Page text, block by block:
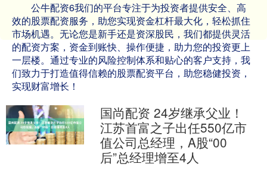
公牛配资6我们的平台专注于为投资者提供安全、高
效的股票配资服务，助您实现资金杠杆最大化，轻松抓住
市场机遇。无论您是新手还是资深股民，我们都提供灵活
的配资方案，资金到账快、操作便捷，助力您的投资更上
一层楼。通过专业的风险控制体系和贴心的客户支持，我
们致力于打造值得信赖的股票配资平台，助您稳健投资，
实现财富增长！
国尚配资 24岁继承父业！
江苏首富之子出任550亿市
值公司总经理，A股“00
后”总经理增至4人